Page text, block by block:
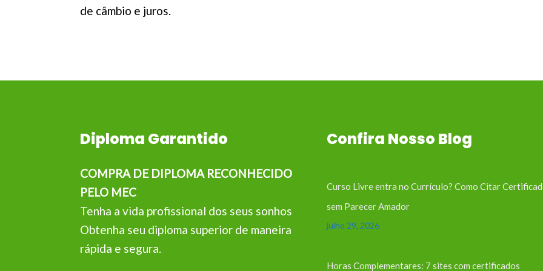
de câmbio e juros.
Diploma Garantido
COMPRA DE DIPLOMA RECONHECIDO
PELO MEC
Tenha a vida profissional dos seus sonhos
Obtenha seu diploma superior de maneira
rápida e segura.
Confira Nosso Blog
Curso Livre entra no Currículo? Como Citar
sem Parecer Amador
julho 29, 2026
Horas Complementares: 7 sites com certificados